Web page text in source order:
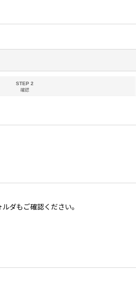
STEP 2
確認
ダもご確認ください。